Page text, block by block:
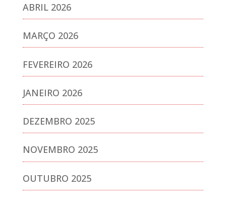
ABRIL 2026
MARÇO 2026
FEVEREIRO 2026
JANEIRO 2026
DEZEMBRO 2025
NOVEMBRO 2025
OUTUBRO 2025